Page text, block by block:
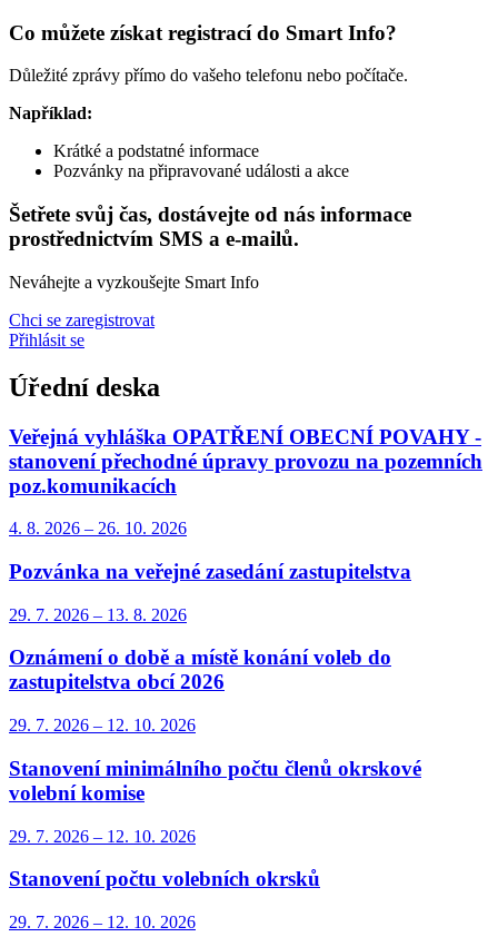
Co můžete získat registrací do Smart Info?
Důležité zprávy přímo do vašeho telefonu nebo počítače.
Například:
Krátké a podstatné informace
Pozvánky na připravované události a akce
Šetřete svůj čas, dostávejte od nás informace
prostřednictvím SMS a e-mailů.
Neváhejte a vyzkoušejte Smart Info
Chci se zaregistrovat
Přihlásit se
Úřední deska
Veřejná vyhláška OPATŘENÍ OBECNÍ POVAHY -
stanovení přechodné úpravy provozu na pozemních
poz.komunikacích
4. 8. 2026 – 26. 10. 2026
Pozvánka na veřejné zasedání zastupitelstva
29. 7. 2026 – 13. 8. 2026
Oznámení o době a místě konání voleb do
zastupitelstva obcí 2026
29. 7. 2026 – 12. 10. 2026
Stanovení minimálního počtu členů okrskové
volební komise
29. 7. 2026 – 12. 10. 2026
Stanovení počtu volebních okrsků
29. 7. 2026 – 12. 10. 2026